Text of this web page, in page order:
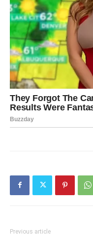
Previous article